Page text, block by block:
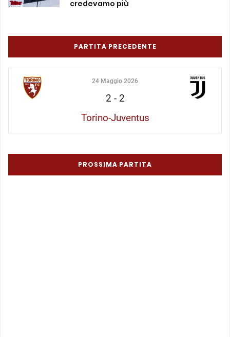
credevamo più
PARTITA PRECEDENTE
24 Maggio 2026
2 - 2
Torino-Juventus
PROSSIMA PARTITA